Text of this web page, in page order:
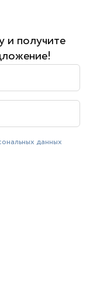
и получите
данных